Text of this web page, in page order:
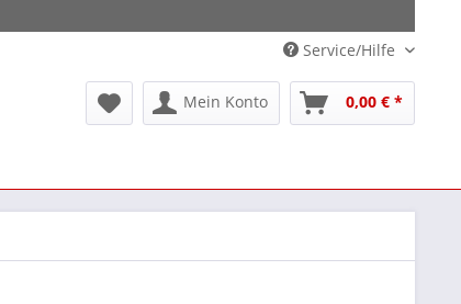
Service/Hilfe
Mein Konto 0,00 € *